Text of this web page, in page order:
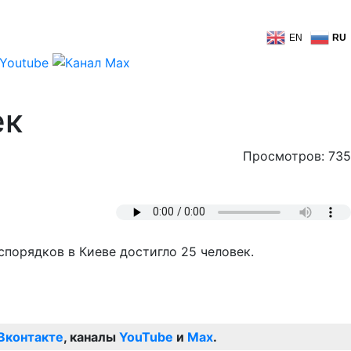
EN RU
Просмотров: 735
в Киеве достигло 25 человек.
, каналы YouTube и Max.